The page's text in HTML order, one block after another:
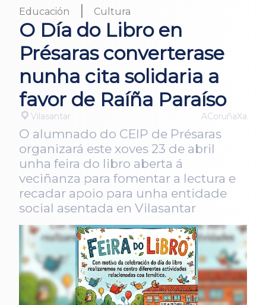
Educación | Cultura
O Día do Libro en
Présaras converterase
nunha cita solidaria a
favor de Raíña Paraíso
Vilasantar ACoruñaXa
O alumnado do CEIP de Présaras
organizará este xoves 23 de abril
unha feira do libro aberta á
veciñanza para fomentar a lectura e
recadar apoio para unha entidade
social asentada en Vilasantar